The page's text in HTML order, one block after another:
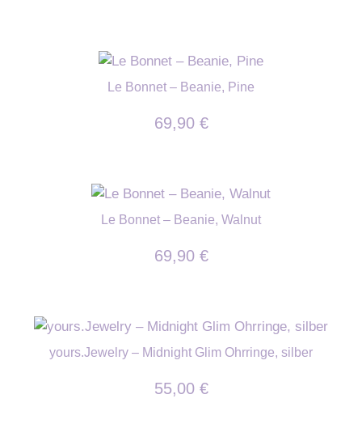
Le Bonnet – Beanie, Pine
69,90 €
Le Bonnet – Beanie, Walnut
69,90 €
yours.Jewelry – Midnight Glim Ohrringe, silber
55,00 €